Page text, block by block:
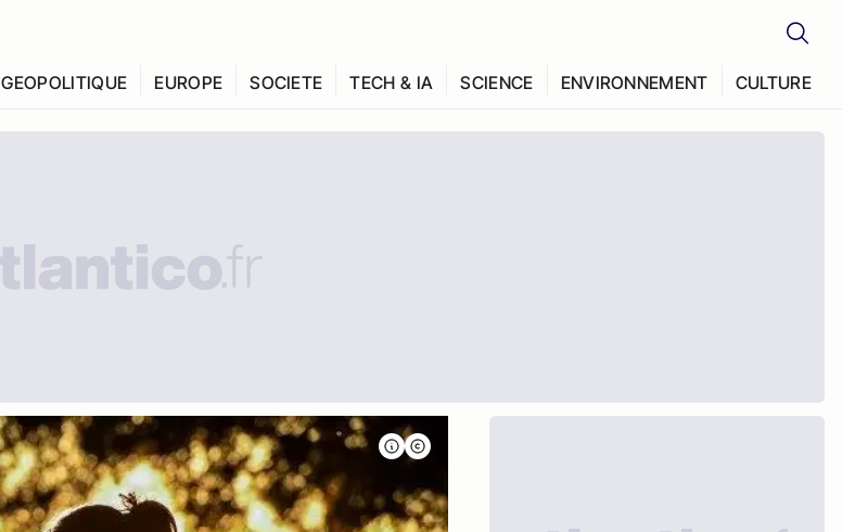
GEOPOLITIQUE EUROPE SOCIETE TECH & IA SCIENCE ENVIRONNEMENT CULTURE